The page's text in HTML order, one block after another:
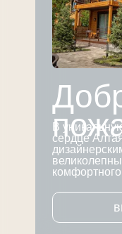
В
сердце